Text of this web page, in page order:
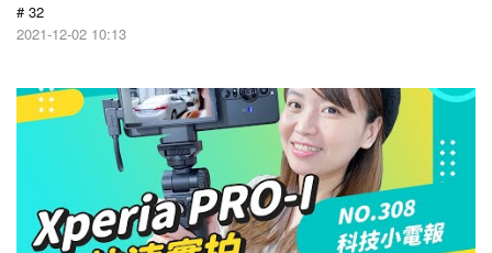
# 32
2021-12-02 10:13